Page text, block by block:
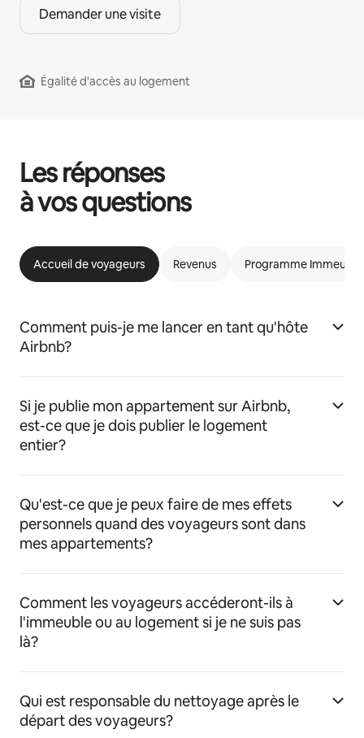
Demander une visite
Égalité d'accès au logement
Les réponses
à vos questions
Accueil de voyageurs Revenus Programme
Comment puis-je me lancer en tant qu'hôte
Airbnb?
Si je publie mon appartement sur Airbnb,
est-ce que je dois publier le logement
entier?
Qu'est-ce que je peux faire de mes effets
personnels quand des voyageurs sont dans
mes appartements?
Comment les voyageurs accéderont-ils à
l'immeuble ou au logement si je ne suis pas
là?
Qui est responsable du nettoyage après le
départ des voyageurs?